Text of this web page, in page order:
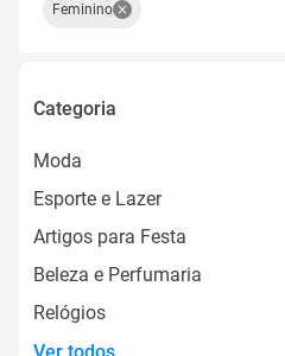
Feminino
Categoria
Moda
Esporte e Lazer
Artigos para Festa
Beleza e Perfumaria
Relógios
Ver todos